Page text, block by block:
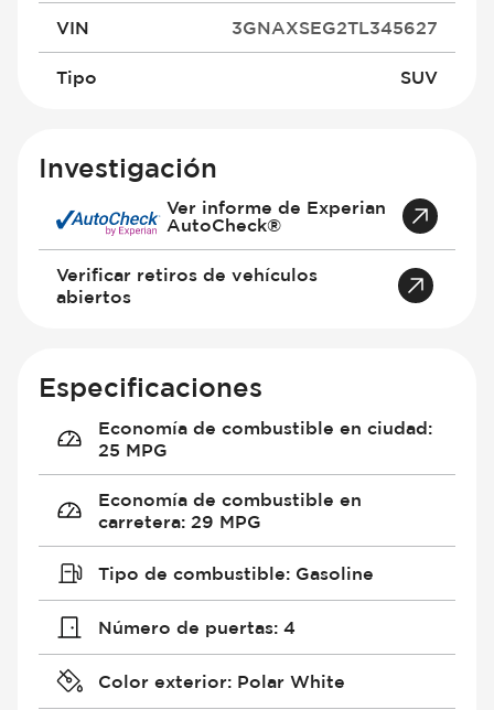
VIN 3GNAXSEG2TL345627
Tipo SUV
Investigación
Ver informe de Experian
AutoCheck®
Verificar retiros de vehículos
abiertos
Especificaciones
Economía de combustible en ciudad:
25 MPG
Economía de combustible en
carretera: 29 MPG
Tipo de combustible: Gasoline
Número de puertas: 4
Color exterior: Polar White